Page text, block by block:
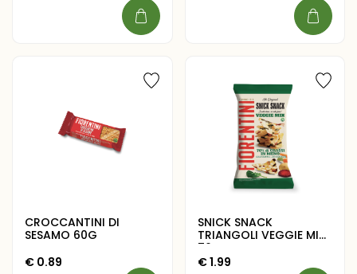
CROCCANTINI DI
SESAMO 60G
€ 0.89
SNICK SNACK
TRIANGOLI VEGGIE MIX
70G
€1.99